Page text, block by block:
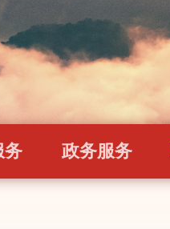
务 政务服务